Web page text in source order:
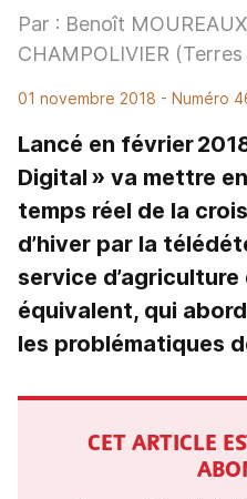
Par : Benoît
CHAMPOLIVIER
01 novembre 2018 - Numéro
Lancé en février
Digital » va mettre
temps réel de la
d’hiver par la
service
équivalent, qui
les problématiques
CET ARTICLE